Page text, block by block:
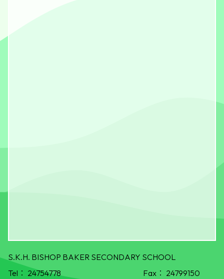
S.K.H. BISHOP BAKER SECONDARY SCHOOL
Tel： 24754778 Fax： 24799150